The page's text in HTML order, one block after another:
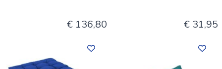
€ 136,80 € 31,95